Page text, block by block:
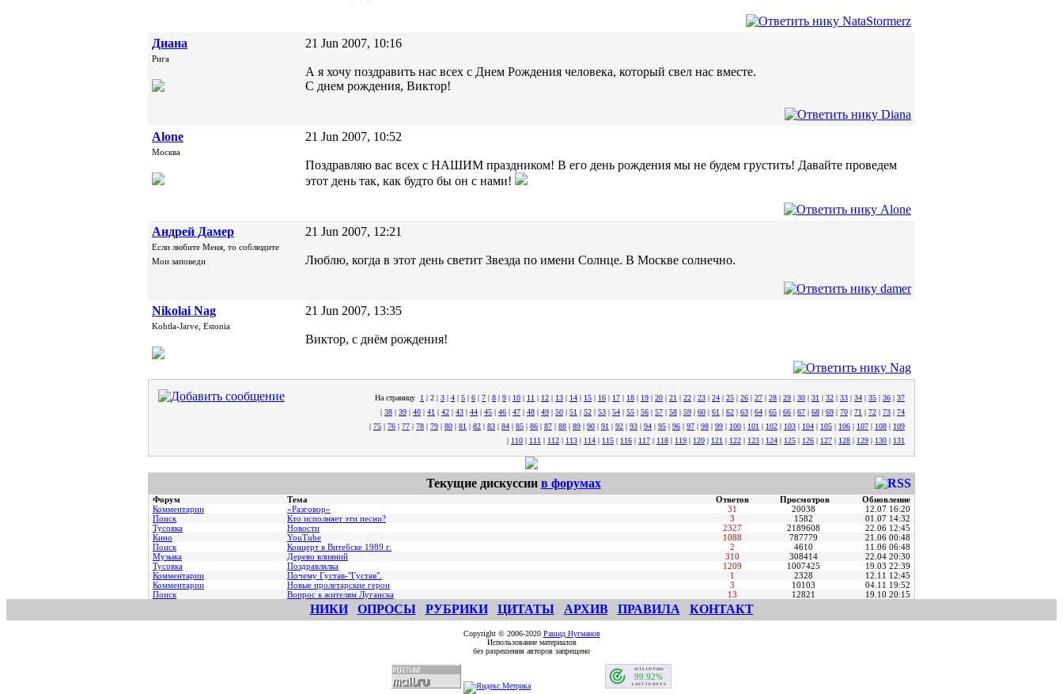
Диана
Рига
21 Jun 2007, 10:16
А я хочу поздравить нас всех с Днем Рождения человека, который свел нас вместе.
С днем рождения, Виктор!
Alone
Москва
21 Jun 2007, 10:52
Поздравляю вас всех с НАШИМ праздником! В его день рождения мы не будем грустить! Давайте проведем
этот день так, как будто бы он с нами!
Андрей Дамер
Если любите Меня, то соблюдите
Мои заповеди
21 Jun 2007, 12:21
Люблю, когда в этот день светит Звезда по имени Солнце. В Москве солнечно.
Nikolai Nag
Kohtla-Jarve, Estonia
21 Jun 2007, 13:35
Виктор, с днём рождения!
На страницу 1 | 2 | 3 | 4 | 5 | 6 | 7 | 8 | 9 | 10 | 11 | 12 | 13 | 14 | 15 | 16 | 17 | 18 | 19 | 20 | 21 | 22 | 23 | 24 | 25 | 26 | 27 | 28 | 29 | 30 | 31 | 32 | 33 | 34 | 35 | 36 | 37
| 38 | 39 | 40 | 41 | 42 | 43 | 44 | 45 | 46 | 47 | 48 | 49 | 50 | 51 | 52 | 53 | 54 | 55 | 56 | 57 | 58 | 59 | 60 | 61 | 62 | 63 | 64 | 65 | 66 | 67 | 68 | 69 | 70 | 71 | 72 | 73 | 74
| 75 | 76 | 77 | 78 | 79 | 80 | 81 | 82 | 83 | 84 | 85 | 86 | 87 | 88 | 89 | 90 | 91 | 92 | 93 | 94 | 95 | 96 | 97 | 98 | 99 | 100 | 101 | 102 | 103 | 104 | 105 | 106 | 107 | 108 | 109
| 110 | 111 | 112 | 113 | 114 | 115 | 116 | 117 | 118 | 119 | 120 | 121 | 122 | 123 | 124 | 125 | 126 | 127 | 128 | 129 | 130 | 131
Текущие дискуссии в форумах
Форум Тема Ответов Просмотров
Обновление
Комментарии
«Разговор» 31 20038
12.07 16:20
Поиск
Кто исполняет эти песни? 3 1582
01.07 14:32
Тусовка
Новости 2327 2189608
22.06 12:45
Кино
YouTube 1088 787779
21.06 00:48
Поиск
Концерт в Витебске 1989 г. 2 4610
11.06 06:48
Музыка
Дерево влияний 310 308414
22.04 20:30
Тусовка
Поздравлялка 1209 1007425
19.03 22:39
Комментарии
Почему Густав-"Густав". 1 2328
12.11 12:45
Комментарии
Hовые пролетарские герои 3 10103
04.11 19:52
Поиск
Вопрос к жителям Луганска 13 12821 19.10 20:15
НИКИ ОПРОСЫ РУБРИКИ ЦИТАТЫ АРХИВ ПРАВИЛА КОНТАКТ
Copyright © 2006-2020 Рашид Нугманов
Использование материалов
без разрешения авторов запрещено